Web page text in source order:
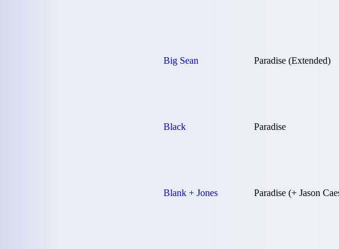
Big Sean Paradise (Extended)
Black Paradise
Blank + Jones Paradise (+ Jason